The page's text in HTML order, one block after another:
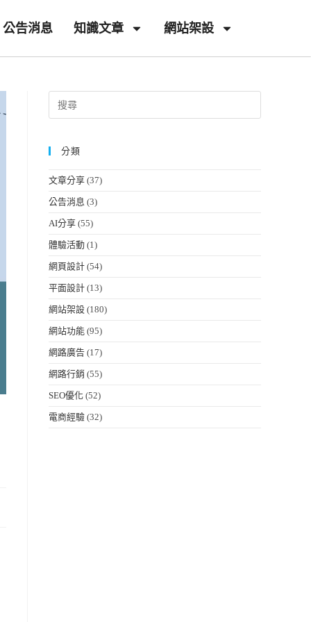
公告消息 知識文章 網站架設
分類
文章分享 (37)
公告消息 (3)
AI分享 (55)
體驗活動 (1)
網頁設計 (54)
平面設計 (13)
網站架設 (180)
網站功能 (95)
網路廣告 (17)
網路行銷 (55)
SEO優化 (52)
電商經驗 (32)